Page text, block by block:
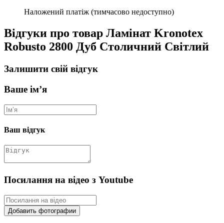
Наложений платіж (тимчасово недоступно)
Відгуки про товар Ламінат Kronotex
Robusto 2800 Дуб Столичний Світлий
Залишити свій відгук
Ваше ім’я
Ваш відгук
Посилання на відео з Youtube
Добавить фотографии